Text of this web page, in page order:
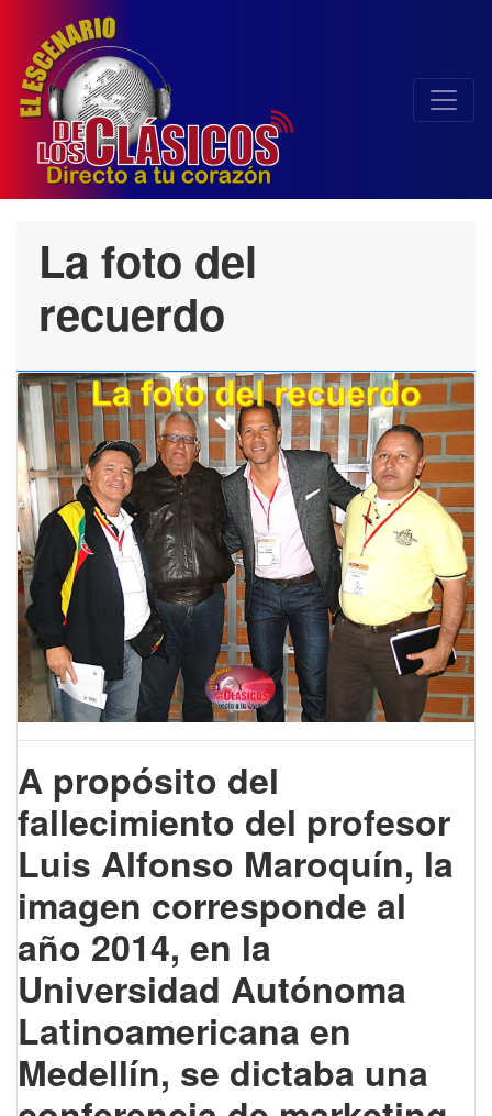
La foto del
recuerdo
A propósito del
fallecimiento del profesor
Luis Alfonso Maroquín, la
imagen corresponde al
año 2014, en la
Universidad Autónoma
Latinoamericana en
Medellín, se dictaba una